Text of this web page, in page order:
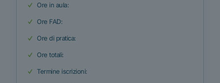
Ore in aula:
Ore FAD:
Ore di pratica:
Ore totali:
Termine iscrizioni: